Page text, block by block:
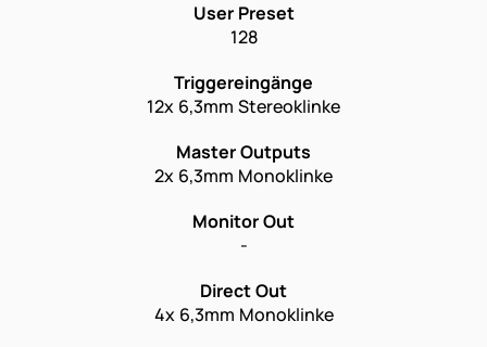
User Preset
128
Triggereingänge
12x 6,3mm Stereoklinke
Master Outputs
2x 6,3mm Monoklinke
Monitor Out
-
Direct Out
4x 6,3mm Monoklinke